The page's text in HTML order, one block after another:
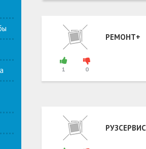
1 0
РЕМОНТ+
РУЗСЕРВИС